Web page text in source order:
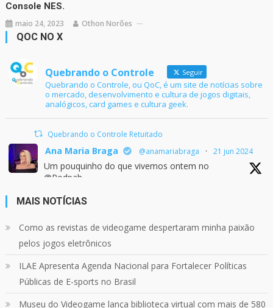
Console NES.
maio 24, 2023 Othon Norões
QOC NO X
Quebrando o Controle Seguir
Quebrando o Controle, ou QoC, é um site de notícias sobre
o mercado, desenvolvimento e cultura de jogos digitais,
analógicos, card games e cultura geek.
Quebrando o Controle Retuitado
Ana Maria Braga @anamariabraga · 21 jun 2024
Um pouquinho do que vivemos ontem no
@Podpah
Quebrando o Controle @qocoficial · 11 jun 2024
Confira em nosso site o mais recente REVIEW de
Skull & Bones.
Mais em:
MAIS NOTÍCIAS
Como as revistas de videogame despertaram minha paixão
pelos jogos eletrônicos
ILAE Apresenta Agenda Nacional para Fortalecer Políticas
Públicas de E-sports no Brasil
Museu do Videogame lança biblioteca virtual com mais de 580